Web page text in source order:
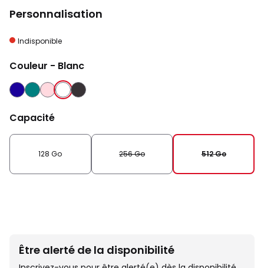
Personnalisation
Indisponible
Couleur - Blanc
OUTREMER SARCELLE ROSE BLANC NOIR
Capacité
128 Go 256 Go 512 Go
Être alerté de la disponibilité